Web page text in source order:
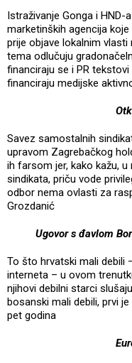
Istraživanje Gonga i HND-
marketinških agencija
prije objave lokalnim
tema odlučuju
financiraju se i PR
financiraju medijske
Savez samostalnih
upravom Zagrebačkog
ih farsom jer, kako kažu,
sindikata, priču vode
odbor nema ovlasti za
Grozdanić
Ugovor s đavlom
To što hrvatski mali debili
interneta – u ovom
njihovi debilni starci
bosanski mali debili, prvi
pet godina